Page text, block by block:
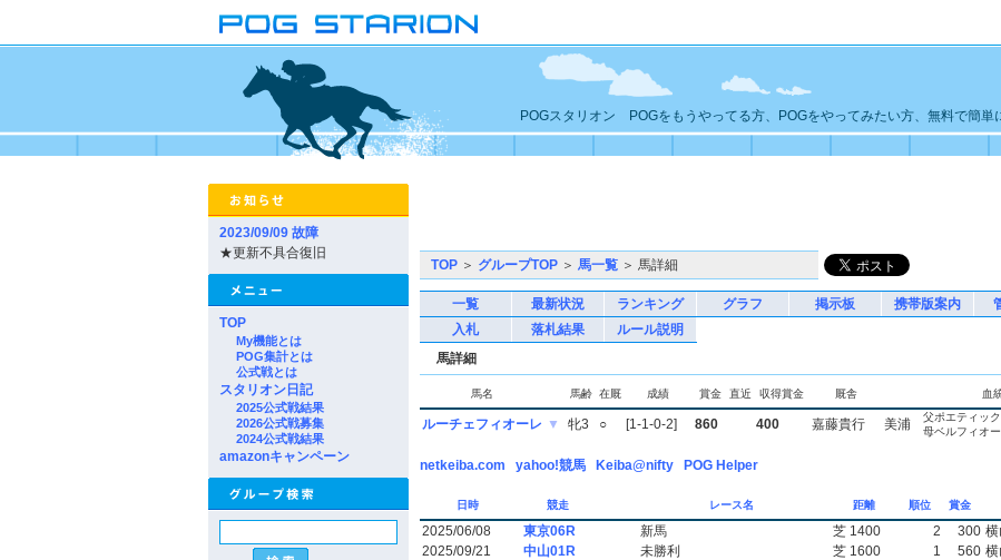
POGスタリオン POGをもうやってる方、POGをやってみたい方、無料で簡単
2023/09/09 故障
★更新不具合復旧
TOP
My機能とは
POG集計とは
公式戦とは
スタリオン日記
2025公式戦結果
2026公式戦募集
2024公式戦結果
amazonキャンペーン
TOP ＞ グループTOP ＞ 馬一覧 ＞ 馬詳細
一覧 最新状況 ランキング グラフ 掲示板 携帯版案内
入札
落札結果
ルール説明
馬詳細
馬名 馬齢 在厩 成績 賞金 直近 収得賞金 厩舎 血
ルーチェフィオーレ ▼ 牝3 ○ [1-1-0-2] 860 400 嘉藤貴行 美浦
父ポエティッ
母ベルフィオ
netkeiba.com yahoo!競馬 Keiba@nifty POG Helper
日時 競走 レース名 距離 順位 賞金
2025/06/08 東京06R 新馬 芝 1400 2 300 横
2025/09/21
中山01R 未勝利 芝 1600 1 560 横